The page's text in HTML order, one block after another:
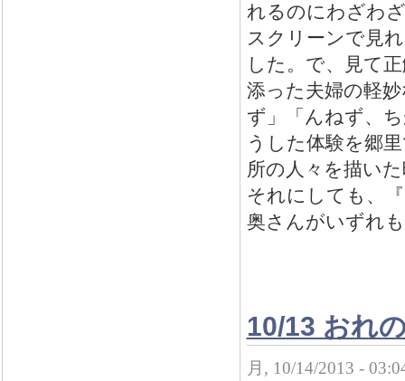
れるのにわざわ
スクリーンで見
した。で、見て
添った夫婦の軽
ず」「んねず、
うした体験を郷
所の人々を描い
それにしても、
奥さんがいずれ
10/13 おれ
月, 10/14/2013 -